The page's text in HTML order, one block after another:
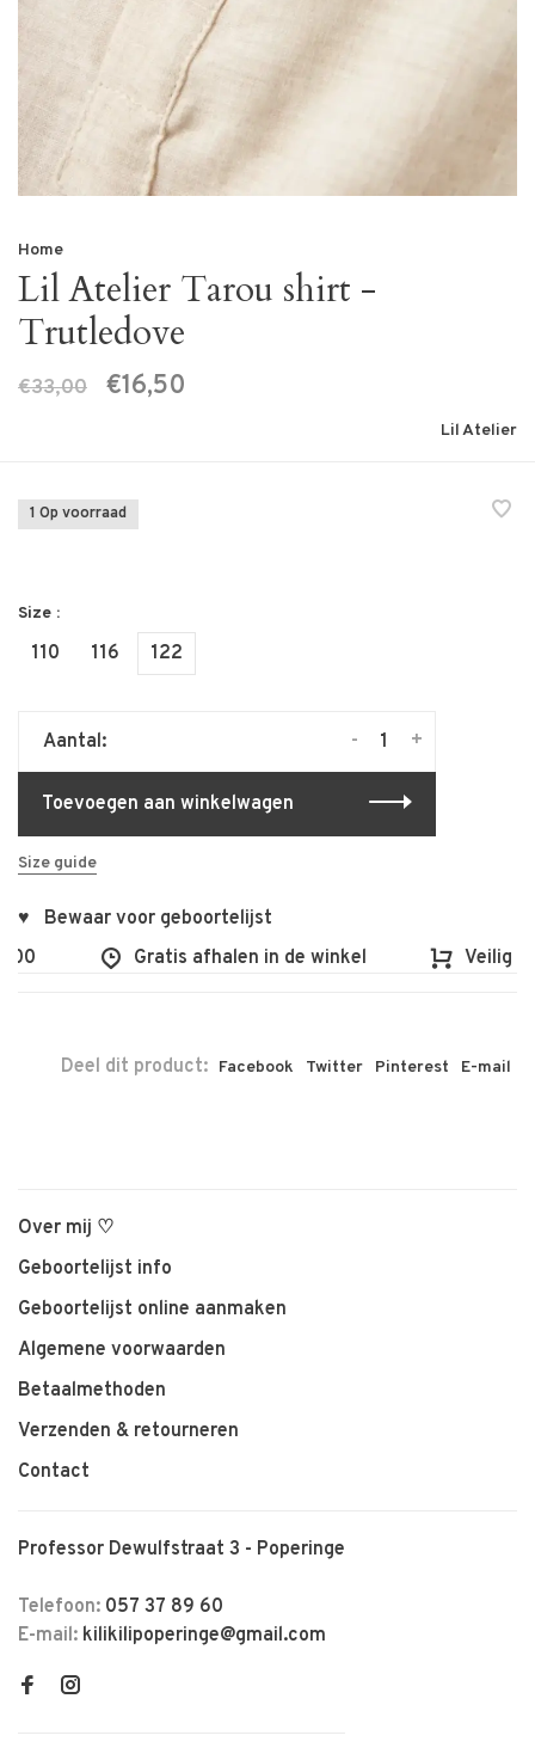
Home
Lil Atelier Tarou shirt -
Trutledove
€33,00 €16,50
Lil Atelier
1 Op voorraad
Size :
110 116 122
Aantal: +
-
Toevoegen aan winkelwagen
Size guide
♥ Bewaar voor geboortelijst
Gratis afhalen in de winkel Veilig en
Deel dit product: Facebook Twitter Pinterest E-mail
Over mij ♡
Geboortelijst info
Geboortelijst online aanmaken
Algemene voorwaarden
Betaalmethoden
Verzenden & retourneren
Contact
Professor Dewulfstraat 3 - Poperinge
Telefoon: 057 37 89 60
E-mail: kilikilipoperinge@gmail.com